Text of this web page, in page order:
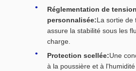
Réglementation de tension
personnalisée:La sortie de
assure la stabilité sous les
charge.
Protection scellée:Une
à la poussière et à